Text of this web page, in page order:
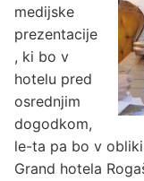
medijske
prezentacije
, ki bo v
hotelu pred
osrednjim
dogodkom,
le-ta pa bo v
Grand hotela